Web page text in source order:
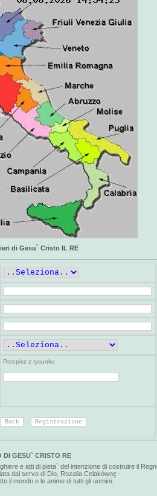
di Gesu` Cristo IL RE
Przepisz z rysunku
DI GESU` CRISTO RE
e atti di pieta` del intenzione di costruire il
dal servo di Dio, Rozalia Celakównę -
il mondo e le anime di tutti gli uomini.